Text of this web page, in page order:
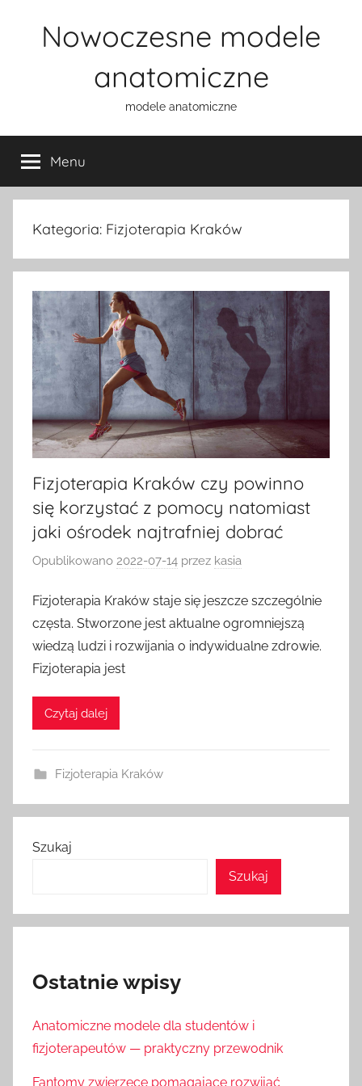
Nowoczesne modele
anatomiczne
modele anatomiczne
Menu
Kategoria: Fizjoterapia Kraków
Fizjoterapia Kraków czy powinno
się korzystać z pomocy natomiast
jaki ośrodek najtrafniej dobrać
Opublikowano 2022-07-14 przez kasia
Fizjoterapia Kraków staje się jeszcze szczególnie
częsta. Stworzone jest aktualne ogromniejszą
wiedzą ludzi i rozwijania o indywidualne zdrowie.
Fizjoterapia jest
Czytaj dalej
Fizjoterapia Kraków
Szukaj
Szukaj
Ostatnie wpisy
Anatomiczne modele dla studentów i
fizjoterapeutów — praktyczny przewodnik
Fantomy zwierzęce pomagające rozwijać